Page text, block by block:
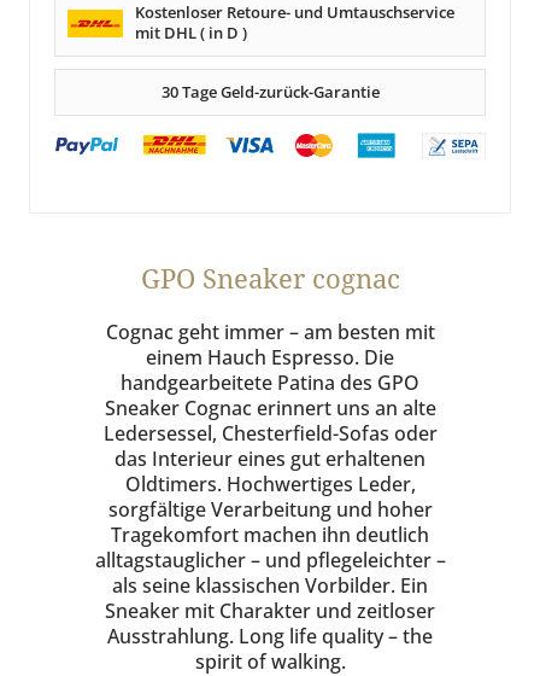
Kostenloser Retoure- und Umtauschservice
mit DHL ( in D )
30 Tage Geld-zurück-Garantie
GPO Sneaker cognac
Cognac geht immer – am besten mit
einem Hauch Espresso. Die
handgearbeitete Patina des GPO
Sneaker Cognac erinnert uns an alte
Ledersessel, Chesterfield-Sofas oder
das Interieur eines gut erhaltenen
Oldtimers. Hochwertiges Leder,
sorgfältige Verarbeitung und hoher
Tragekomfort machen ihn deutlich
alltagstauglicher – und pflegeleichter –
als seine klassischen Vorbilder. Ein
Sneaker mit Charakter und zeitloser
Ausstrahlung. Long life quality – the
spirit of walking.